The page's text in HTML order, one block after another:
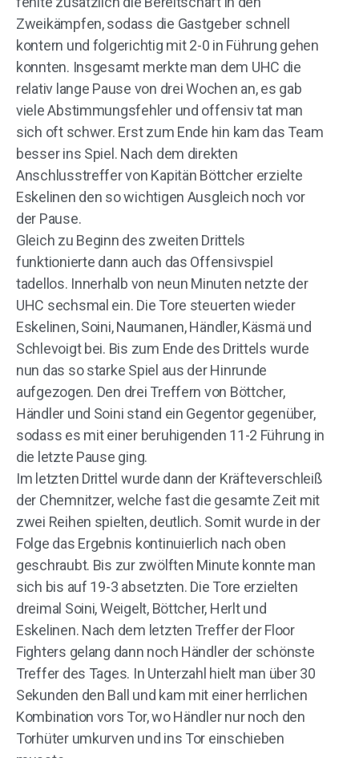
Zweikämpfen, sodass die Gastgeber schnell
kontern und folgerichtig mit 2-0 in Führung gehen
konnten. Insgesamt merkte man dem UHC die
relativ lange Pause von drei Wochen an, es gab
viele Abstimmungsfehler und offensiv tat man
sich oft schwer. Erst zum Ende hin kam das Team
besser ins Spiel. Nach dem direkten
Anschlusstreffer von Kapitän Böttcher erzielte
Eskelinen den so wichtigen Ausgleich noch vor
der Pause.
Gleich zu Beginn des zweiten Drittels
funktionierte dann auch das Offensivspiel
tadellos. Innerhalb von neun Minuten netzte der
UHC sechsmal ein. Die Tore steuerten wieder
Eskelinen, Soini, Naumanen, Händler, Käsmä und
Schlevoigt bei. Bis zum Ende des Drittels wurde
nun das so starke Spiel aus der Hinrunde
aufgezogen. Den drei Treffern von Böttcher,
Händler und Soini stand ein Gegentor gegenüber,
sodass es mit einer beruhigenden 11-2 Führung in
die letzte Pause ging.
Im letzten Drittel wurde dann der Kräfteverschleiß
der Chemnitzer, welche fast die gesamte Zeit mit
zwei Reihen spielten, deutlich. Somit wurde in der
Folge das Ergebnis kontinuierlich nach oben
geschraubt. Bis zur zwölften Minute konnte man
sich bis auf 19-3 absetzten. Die Tore erzielten
dreimal Soini, Weigelt, Böttcher, Herlt und
Eskelinen. Nach dem letzten Treffer der Floor
Fighters gelang dann noch Händler der schönste
Treffer des Tages. In Unterzahl hielt man über 30
Sekunden den Ball und kam mit einer herrlichen
Kombination vors Tor, wo Händler nur noch den
Torhüter umkurven und ins Tor einschieben